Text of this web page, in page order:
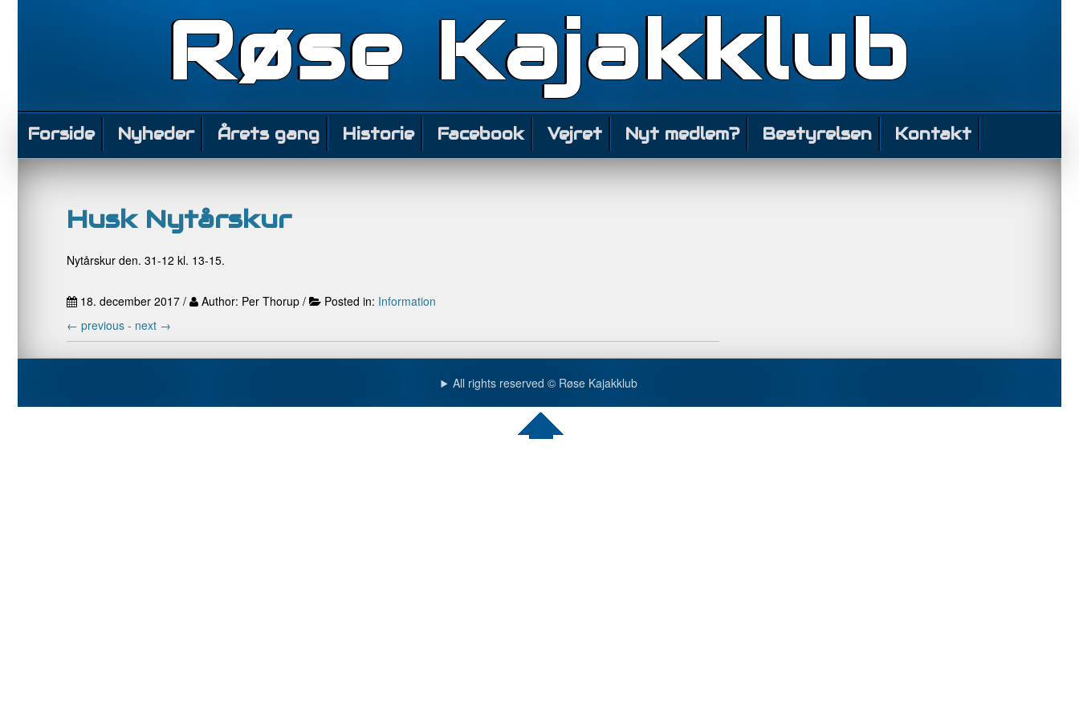
Røse Kajakklub
Forside Nyheder Årets gang Historie Facebook Vejret Nyt medlem? Bestyrelsen Kontakt
Husk Nytårskur
Nytårskur den. 31-12 kl. 13-15.
18. december 2017 / Author: Per Thorup / Posted in: Information
← previous - next →
All rights reserved © Røse Kajakklub